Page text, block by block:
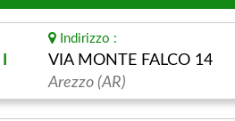
Indirizzo :
VIA MONTE FALCO 14
Arezzo (AR)